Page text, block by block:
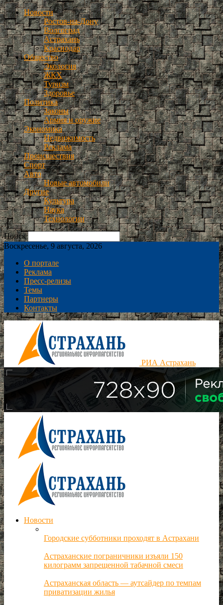
Новости
Ростов-на-Дону
Волгоград
Астрахань
Краснодар
Общество
Экология
ЖКХ
Туризм
Здоровье
Политика
Законы
Армия и оружие
Экономика
Недвижимость
Реклама
Происшествия
Спорт
Авто
Новые автомобили
Другие
Культура
Наука
Технологии
Поиск
Воскресенье, 9 августа, 2026
О портале
Реклама
Пресс-релизы
Темы
Партнеры
Контакты
РИА Астрахань
Новости
Городские субботники проходят в Астрахани
Астраханские пограничники изъяли 150
килограмм запрещенной табачной смеси
Астраханская область — аутсайдер по темпам
приватизации жилья